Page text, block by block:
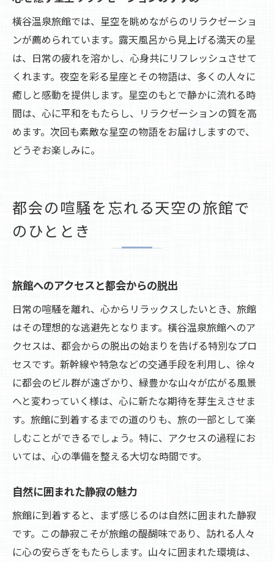
橫谷温泉旅館では、星空を眺めながらのリラクゼーショ
ンが薦められています。露天風呂から見上げる満天の星
は、日常の疲れを溶かし、心身共にリフレッシュさせて
くれます。夜空を彩る星座とその物語は、多くの人々に
癒しと感動を提供します。星空のもとで静かに流れる時
間は、心に平和をもたらし、リラクゼーションの質を高
めます。次回も素敵な星空の物語をお届けしますので、
どうぞお楽しみに。
都会の喧騒を忘れる天空の旅館で
のひととき
旅館へのアクセスと都会からの脱出
日常の喧騒を離れ、心からリラックスしたいとき、旅館
はその理想的な逃避先となります。橫谷温泉旅館へのア
クセスは、都会からの脱出の始まりを告げる特別なプロ
セスです。新幹線や特急などの交通手段を利用し、徐々
に都会のビル群が遠ざかり、緑豊かな山々が広がる風景
へと変わっていく様は、心に新たな期待を芽生えさせま
す。旅館に到着するまでの道のりも、旅の一部として楽
しむことができるでしょう。特に、アクセスの過程にお
いては、心の準備を整える大切な時間です。
自然に囲まれた静寂の魅力
旅館に到着すると、まず感じるのは自然に囲まれた静寂
です。この静寂こそが旅館の醍醐味であり、訪れる人々
に心の安らぎをもたらします。山々に囲まれた環境は、